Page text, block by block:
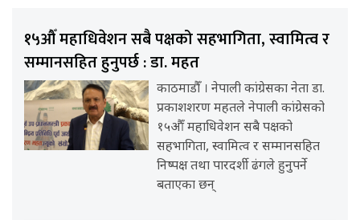
१५औँ महाधिवेशन सबै पक्षको सहभागिता, स्वामित्व र
सम्मानसहित हुनुपर्छ : डा. महत
काठमाडौँ । नेपाली कांग्रेसका नेता डा.
प्रकाशशरण महतले नेपाली कांग्रेसको
१५औँ महाधिवेशन सबै पक्षको
सहभागिता, स्वामित्व र सम्मानसहित
निष्पक्ष तथा पारदर्शी ढंगले हुनुपर्ने
बताएका छन्